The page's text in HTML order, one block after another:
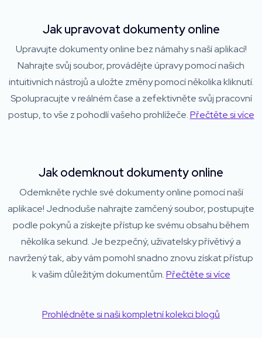
Jak upravovat dokumenty online
Upravujte dokumenty online bez námahy s naší aplikací!
Nahrajte svůj soubor, provádějte úpravy pomocí našich
intuitivních nástrojů a uložte změny pomocí několika kliknutí.
Spolupracujte v reálném čase a zefektivněte svůj pracovní
postup, to vše z pohodlí vašeho prohlížeče.Přečtěte si více
Jak odemknout dokumenty online
Odemkněte rychle své dokumenty online pomocí naší
aplikace! Jednoduše nahrajte zamčený soubor, postupujte
podle pokynů a získejte přístup ke svému obsahu během
několika sekund. Je bezpečný, uživatelsky přívětivý a
navržený tak, aby vám pomohl snadno znovu získat přístup
k vašim důležitým dokumentům.Přečtěte si více
Prohlédněte si naši kompletní kolekci blogů